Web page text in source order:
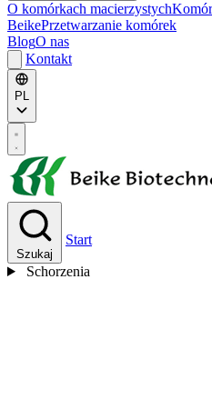
O komórkach macierzystych
BeikePrzetwarzanie komórek
BlogO nas
Kontakt
PL
Szukaj
Start
Schorzenia